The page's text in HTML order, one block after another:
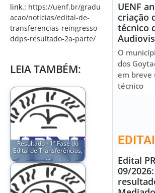
link.: https://uenf.br/gradu
acao/noticias/edital-de-
transferencias-reingresso-
ddps-resultado-2a-parte/
LEIA TAMBÉM:
Resultado - 1ª Fase do
Edital de Transferências,
…
UENF
criação
técnico
O
dos
em breve
técnico
Edital
09/